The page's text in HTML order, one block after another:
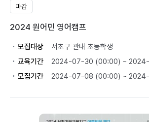
마감
2024 원어민 영어캠프
모집대상
서초구 관내 초등학생
교육기간
2024-07-30 (00:00) ~
모집기간
2024-07-08 (00:00) ~